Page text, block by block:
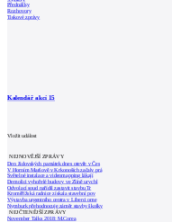
Přednášky
Rozhovory
Tiskové zprávy
Kalendář akcí 15
Vložit událost
NEJNOVĚJŠÍ ZPRÁVY
Den židovských památek dnes otevře v Čes
V Horním Maršově v Krkonoších začaly prá
Světelné instalace a videomapping lákají
Demolici vyhořelé budovy ve Zlíně urychl
Odvolací soud nařídil zastavit stavbu Tr
Kroměřížská radnice získala stavební pov
Výstavba urgentního centra v Liberci ome
Nymburk přehodnocuje záměr stavby školky
NEJČTENĚJŠÍ ZPRÁVY
November Talks 2018: M.Corea